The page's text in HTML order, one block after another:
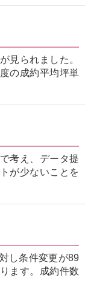
見られました。
の成約平均坪単
考え、データ提
が少ないことを
し条件変更が89
ます。成約件数